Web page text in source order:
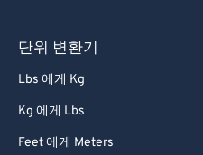
단위 변환기
Lbs 에게 Kg
Kg 에게 Lbs
Feet 에게 Meters